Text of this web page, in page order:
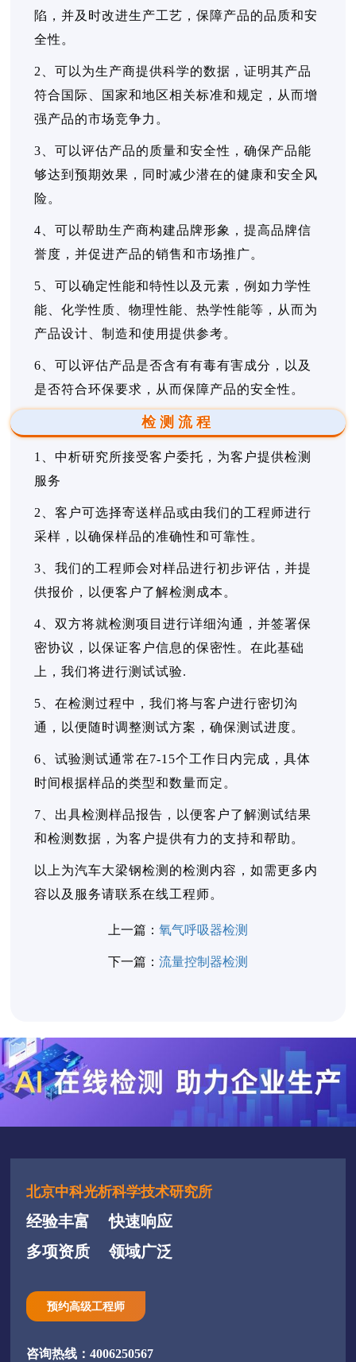
陷，并及时改进生产工艺，保障产品的品质和安
全性。
2、可以为生产商提供科学的数据，证明其产品
符合国际、国家和地区相关标准和规定，从而增
强产品的市场竞争力。
3、可以评估产品的质量和安全性，确保产品能
够达到预期效果，同时减少潜在的健康和安全风
险。
4、可以帮助生产商构建品牌形象，提高品牌信
誉度，并促进产品的销售和市场推广。
5、可以确定性能和特性以及元素，例如力学性
能、化学性质、物理性能、热学性能等，从而为
产品设计、制造和使用提供参考。
6、可以评估产品是否含有有毒有害成分，以及
是否符合环保要求，从而保障产品的安全性。
检测流程
1、中析研究所接受客户委托，为客户提供检测
服务
2、客户可选择寄送样品或由我们的工程师进行
采样，以确保样品的准确性和可靠性。
3、我们的工程师会对样品进行初步评估，并提
供报价，以便客户了解检测成本。
4、双方将就检测项目进行详细沟通，并签署保
密协议，以保证客户信息的保密性。在此基础
上，我们将进行测试试验.
5、在检测过程中，我们将与客户进行密切沟
通，以便随时调整测试方案，确保测试进度。
6、试验测试通常在7-15个工作日内完成，具体
时间根据样品的类型和数量而定。
7、出具检测样品报告，以便客户了解测试结果
和检测数据，为客户提供有力的支持和帮助。
以上为汽车大梁钢检测的检测内容，如需更多内
容以及服务请联系在线工程师。
上一篇： 氧气呼吸器检测
下一篇： 流量控制器检测
北京中科光析科学技术研究所
经验丰富
快速响应
多项资质
领域广泛
预约高级工程师
咨询热线：4006250567